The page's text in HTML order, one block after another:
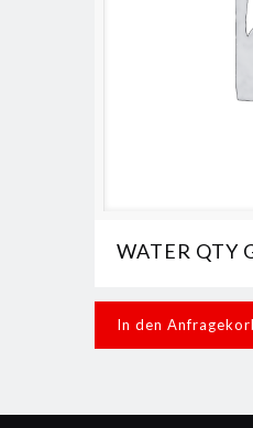
WATER QTY
In den